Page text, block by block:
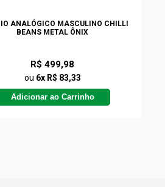
ANALÓGICO MASCULINO CHILLI
BEANS METAL ÔNIX
R$ 499,98
ou 6x R$ 83,33
Adicionar ao Carrinho